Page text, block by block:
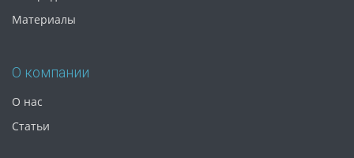
Материалы
О компании
О нас
Статьи